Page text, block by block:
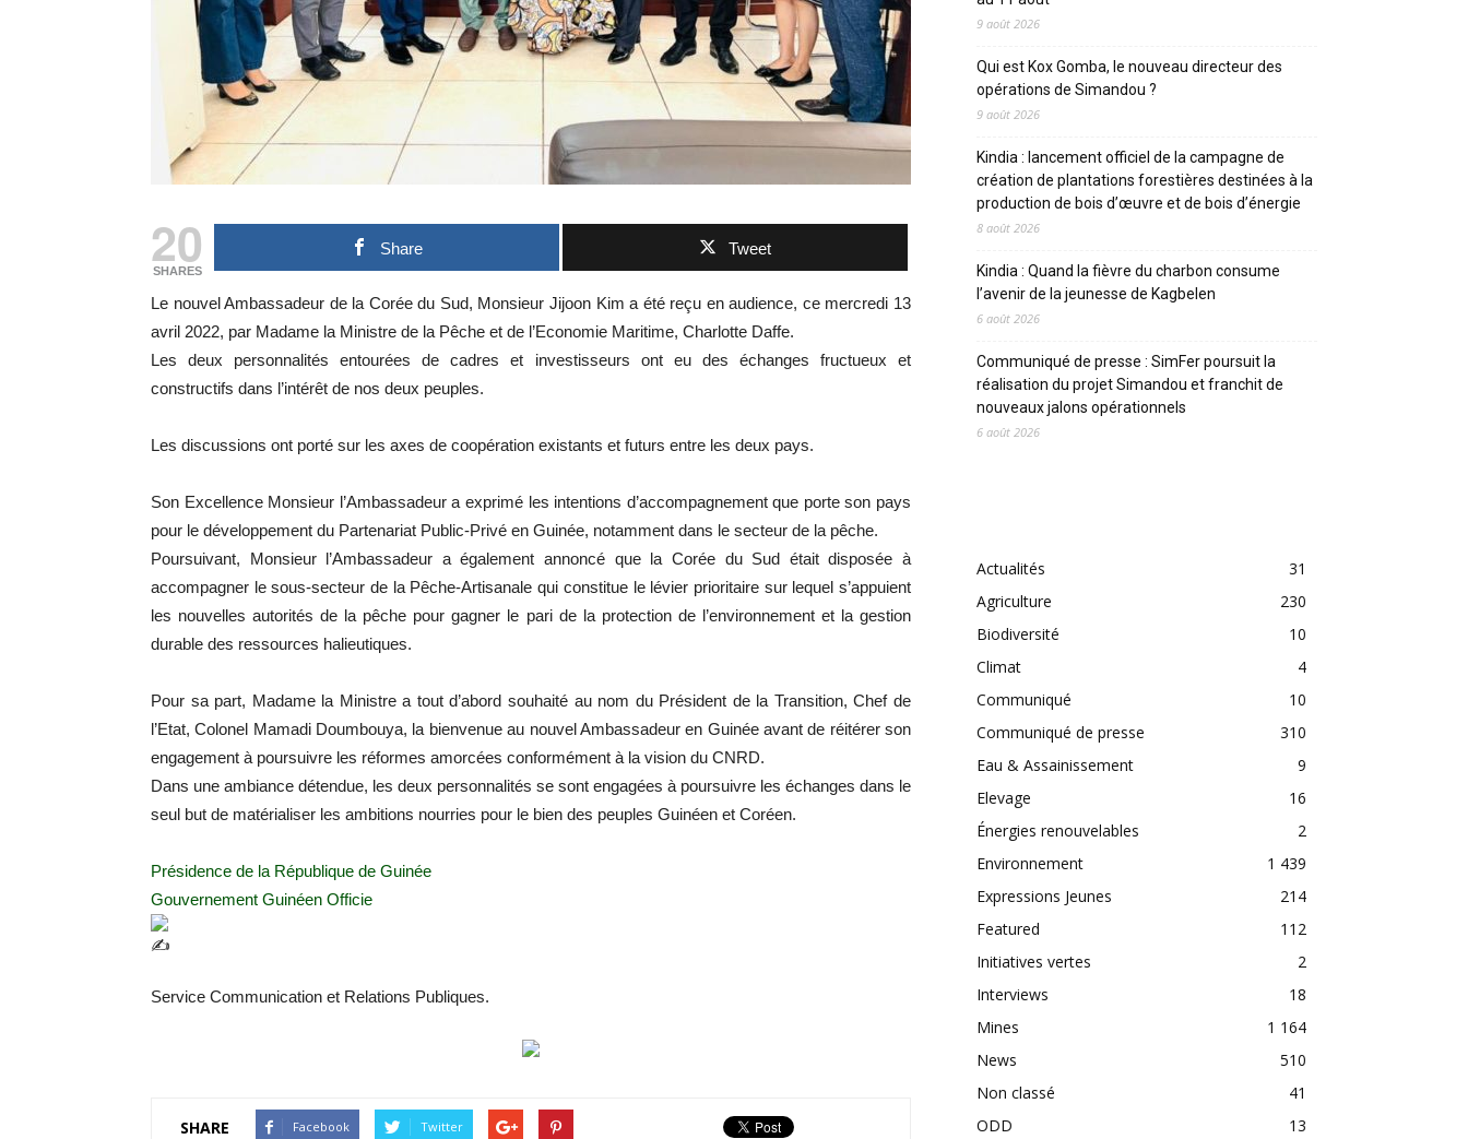
20
SHARES
Share Tweet
Le nouvel Ambassadeur de la Corée du Sud, Monsieur Jijoon Kim a été reçu en audience, ce mercredi 13
avril 2022, par Madame la Ministre de la Pêche et de l’Economie Maritime, Charlotte Daffe.
Les deux personnalités entourées de cadres et investisseurs ont eu des échanges fructueux et
constructifs dans l’intérêt de nos deux peuples.
Les discussions ont porté sur les axes de coopération existants et futurs entre les deux pays.
Son Excellence Monsieur l’Ambassadeur a exprimé les intentions d’accompagnement que porte son pays
pour le développement du Partenariat Public-Privé en Guinée, notamment dans le secteur de la pêche.
Poursuivant, Monsieur l’Ambassadeur a également annoncé que la Corée du Sud était disposée à
accompagner le sous-secteur de la Pêche-Artisanale qui constitue le lévier prioritaire sur lequel s’appuient
les nouvelles autorités de la pêche pour gagner le pari de la protection de l’environnement et la gestion
durable des ressources halieutiques.
Pour sa part, Madame la Ministre a tout d’abord souhaité au nom du Président de la Transition, Chef de
l’Etat, Colonel Mamadi Doumbouya, la bienvenue au nouvel Ambassadeur en Guinée avant de réitérer son
engagement à poursuivre les réformes amorcées conformément à la vision du CNRD.
Dans une ambiance détendue, les deux personnalités se sont engagées à poursuivre les échanges dans le
seul but de matérialiser les ambitions nourries pour le bien des peuples Guinéen et Coréen.
Présidence de la République de Guinée
Gouvernement Guinéen Officie
Service Communication et Relations Publiques.
SHARE Facebook Twitter
9 août 2026
Qui est Kox Gomba, le nouveau directeur des
opérations de Simandou ?
9 août 2026
Kindia : lancement officiel de la campagne de
création de plantations forestières destinées à la
production de bois d’œuvre et de bois d’énergie
8 août 2026
Kindia : Quand la fièvre du charbon consume
l’avenir de la jeunesse de Kagbelen
6 août 2026
Communiqué de presse : SimFer poursuit la
réalisation du projet Simandou et franchit de
nouveaux jalons opérationnels
6 août 2026
Actualités
31
Agriculture
230
Biodiversité
10
Climat
4
Communiqué
10
Communiqué de presse
310
Eau & Assainissement
9
Elevage
16
Énergies renouvelables
2
Environnement
1 439
Expressions Jeunes
214
Featured
112
Initiatives vertes
2
Interviews
18
Mines
1 164
News
510
Non classé
41
ODD
13